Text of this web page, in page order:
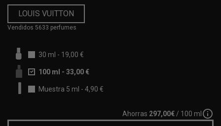
LOUIS VUITTON
Vendidos 5633 perfumes
30 ml - 19,00 €
100 ml - 33,00 €
Muestra 5 ml - 4,90 €
Ahorras 297,00€ / 100 mlinfo_outline